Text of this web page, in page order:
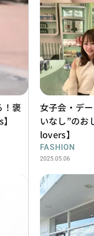
！褒
女子会・デ
いなし”の
lovers】
FASHION
2025.05.06